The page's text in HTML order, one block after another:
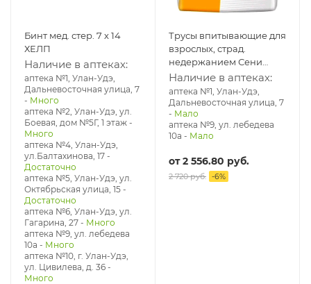
Бинт мед. стер. 7 х 14
ХЕЛП
Наличие в аптеках:
аптека №1, Улан-Удэ,
Дальневосточная улица, 7
- Много
аптека №2, Улан-Удэ, ул.
Боевая, дом №5Г, 1 этаж -
Много
аптека №4, Улан-Удэ,
ул.Балтахинова, 17 -
Достаточно
аптека №5, Улан-Удэ, ул. ​
Октябрьская улица, 15 -
Достаточно
аптека №6, Улан-Удэ, ул.
Гагарина, 27 - Много
аптека №9, ул. лебедева
10а - Много
аптека №10, г. Улан-Удэ,
ул. Цивилева, д. 36 -
Много
Трусы впитывающие для
взрослых, страд.
недержанием Сени
актив нормал M 80-
110см № 30
Наличие в аптеках:
аптека №1, Улан-Удэ,
Дальневосточная улица, 7
- Мало
аптека №9, ул. лебедева
10а - Мало
от2 556.80 руб.
2 720 руб. -6%